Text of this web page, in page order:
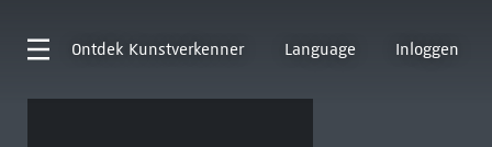
Ontdek Kunstverkenner Language Inloggen